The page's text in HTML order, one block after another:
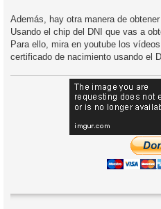
Además, hay otra manera de
Usando el chip del DNI que vas a
Para ello, mira en youtube los
certificado de nacimiento usando el